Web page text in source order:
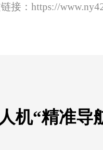
接： https://
机“精准导